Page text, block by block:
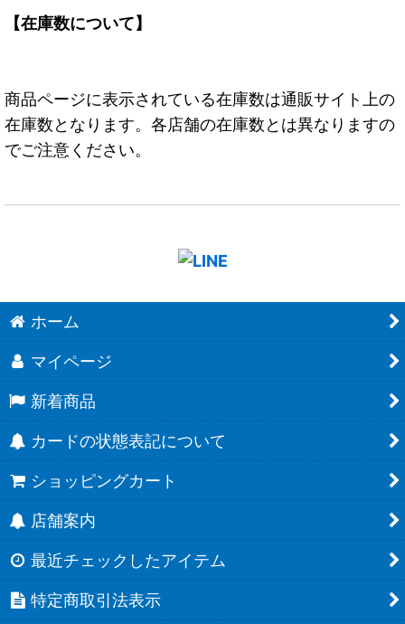
【在庫数について】
商品ページに表示されている在庫数は通販サイト上の
在庫数となります。各店舗の在庫数とは異なりますの
でご注意ください。
ホーム
マイページ
新着商品
カードの状態表記について
ショッピングカート
店舗案内
最近チェックしたアイテム
特定商取引法表示